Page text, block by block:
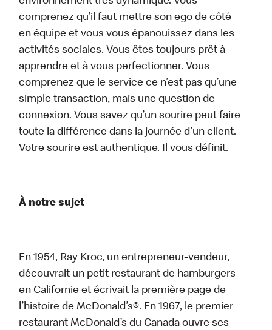
comprenez qu’il faut mettre son ego de côté
en équipe et vous vous épanouissez dans les
activités sociales. Vous êtes toujours prêt à
apprendre et à vous perfectionner. Vous
comprenez que le service ce n’est pas qu’une
simple transaction, mais une question de
connexion. Vous savez qu’un sourire peut faire
toute la différence dans la journée d’un client.
Votre sourire est authentique. Il vous définit.
À notre sujet
En 1954, Ray Kroc, un entrepreneur-vendeur,
découvrait un petit restaurant de hamburgers
en Californie et écrivait la première page de
l’histoire de McDonald’s®. En 1967, le premier
restaurant McDonald’s du Canada ouvre ses